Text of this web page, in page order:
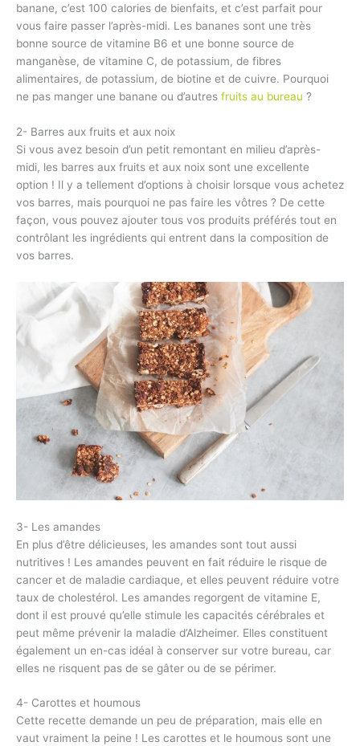
banane, c’est 100 calories de bienfaits, et c’est parfait pour
vous faire passer l’après-midi. Les bananes sont une très
bonne source de vitamine B6 et une bonne source de
manganèse, de vitamine C, de potassium, de fibres
alimentaires, de potassium, de biotine et de cuivre. Pourquoi
ne pas manger une banane ou d’autres fruits au bureau ?
2- Barres aux fruits et aux noix
Si vous avez besoin d’un petit remontant en milieu d’après-
midi, les barres aux fruits et aux noix sont une excellente
option ! Il y a tellement d’options à choisir lorsque vous achetez
vos barres, mais pourquoi ne pas faire les vôtres ? De cette
façon, vous pouvez ajouter tous vos produits préférés tout en
contrôlant les ingrédients qui entrent dans la composition de
vos barres.
3- Les amandes
En plus d’être délicieuses, les amandes sont tout aussi
nutritives ! Les amandes peuvent en fait réduire le risque de
cancer et de maladie cardiaque, et elles peuvent réduire votre
taux de cholestérol. Les amandes regorgent de vitamine E,
dont il est prouvé qu’elle stimule les capacités cérébrales et
peut même prévenir la maladie d’Alzheimer. Elles constituent
également un en-cas idéal à conserver sur votre bureau, car
elles ne risquent pas de se gâter ou de se périmer.
4- Carottes et houmous
Cette recette demande un peu de préparation, mais elle en
vaut vraiment la peine ! Les carottes et le houmous sont une